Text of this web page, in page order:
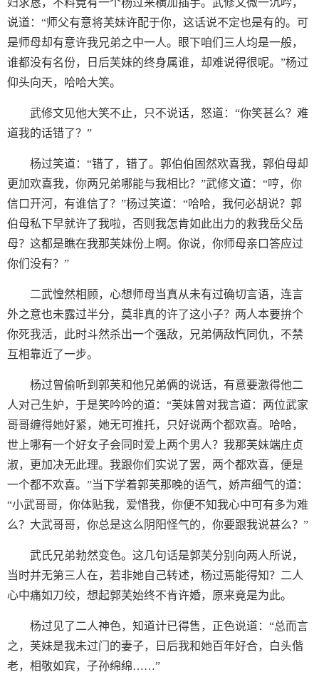
妇求恳，不料竟有一个杨过来横加插手。武修文微一沉吟，
说道：“师父有意将芙妹许配于你，这话说不定也是有的。可
是师母却有意许我兄弟之中一人。眼下咱们三人均是一般，
谁都没有名份，日后芙妹的终身属谁，却难说得很呢。”杨过
仰头向天，哈哈大笑。
武修文见他大笑不止，只不说话，怒道：“你笑甚么？难
道我的话错了？”
杨过笑道：“错了，错了。郭伯伯固然欢喜我，郭伯母却
更加欢喜我，你两兄弟哪能与我相比？”武修文道：“哼，你
信口开河，有谁信了？”杨过笑道：“哈哈，我何必胡说？郭
伯母私下早就许了我啦，否则我怎肯如此出力的救我岳父岳
母？这都是瞧在我那芙妹份上啊。你说，你师母亲口答应过
你们没有？”
二武惶然相顾，心想师母当真从未有过确切言语，连言
外之意也未露过半分，莫非真的许了这小子？两人本要拚个
你死我活，此时斗然杀出一个强敌，兄弟俩敌忾同仇，不禁
互相靠近了一步。
杨过曾偷听到郭芙和他兄弟俩的说话，有意要激得他二
人对己生妒，于是笑吟吟的道：“芙妹曾对我言道：两位武家
哥哥缠得她好紧，她无可推托，只好说两个都欢喜。哈哈，
世上哪有一个好女子会同时爱上两个男人？我那芙妹端庄贞
淑，更加决无此理。我跟你们实说了罢，两个都欢喜，便是
一个都不欢喜。”当下学着郭芙那晚的语气，娇声细气的道：
“小武哥哥，你体贴我，爱惜我，你便不知我心中可有多为难
么？大武哥哥，你总是这么阴阳怪气的，你要跟我说甚么？”
武氏兄弟勃然变色。这几句话是郭芙分别向两人所说，
当时并无第三人在，若非她自己转述，杨过焉能得知？二人
心中痛如刀绞，想起郭芙始终不肯许婚，原来竟是为此。
杨过见了二人神色，知道计已得售，正色说道：“总而言
之，芙妹是我未过门的妻子，日后我和她百年好合，白头偕
老，相敬如宾，子孙绵绵……”